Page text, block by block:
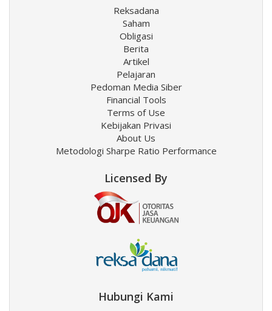
Reksadana
Saham
Obligasi
Berita
Artikel
Pelajaran
Pedoman Media Siber
Financial Tools
Terms of Use
Kebijakan Privasi
About Us
Metodologi Sharpe Ratio Performance
Licensed By
Hubungi Kami